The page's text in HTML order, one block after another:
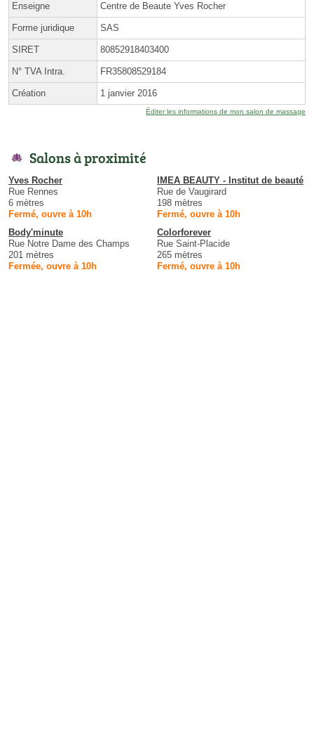
Enseigne Centre de Beaute Yves Rocher
Forme juridique SAS
SIRET 80852918403400
N° TVA Intra. FR35808529184
Création 1 janvier 2016
Éditer les informations de mon salon de massage
Salons à proximité
Yves Rocher
Rue Rennes
6 mètres
Fermé, ouvre à 10h
IMEA BEAUTY - Institut de beauté
Rue de Vaugirard
198 mètres
Fermé, ouvre à 10h
Body'minute
Rue Notre Dame des Champs
201 mètres
Fermée, ouvre à 10h
Colorforever
Rue Saint-Placide
265 mètres
Fermé, ouvre à 10h